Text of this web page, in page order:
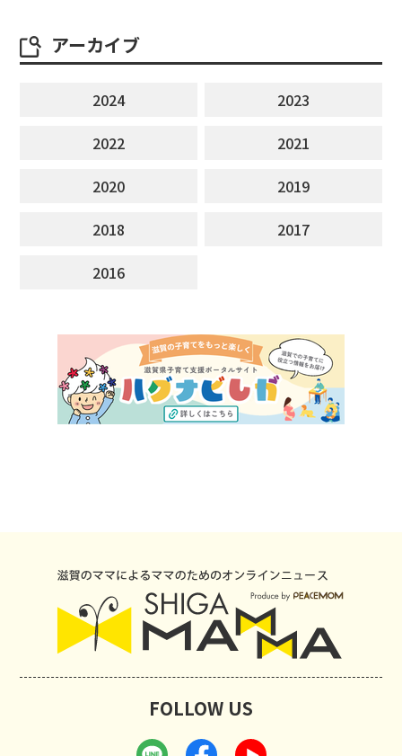
アーカイブ
2024
2023
2022
2021
2020
2019
2018
2017
2016
FOLLOW US